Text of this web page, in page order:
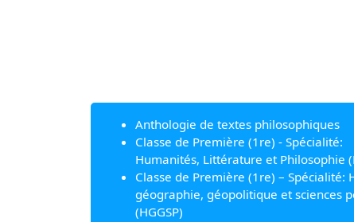
Anthologie de textes philosophiques
Classe de Première (1re) - Spécialité:
Humanités, Littérature et Philosophie
Classe de Première (1re) – Spécialité:
géographie, géopolitique et sciences
(HGGSP)